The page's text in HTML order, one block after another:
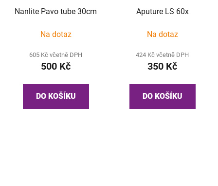
Nanlite Pavo tube 30cm
Na dotaz
605 Kč včetně DPH
500 Kč
DO KOŠÍKU
Aputure LS 60x
Na dotaz
424 Kč včetně DPH
350 Kč
DO KOŠÍKU